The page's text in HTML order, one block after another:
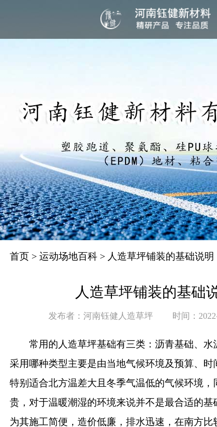
首页 > 运动场地百科 > 人造草坪铺装的基础说明
人造草坪铺装的基础
发布者：河南钰健人造草坪 时间：
常用的人造草坪基础有三类：沥青基础、水
采用哪种类型主要是由当地气候环境及预算、时
特别适合北方温差大且冬季气温低的气候环境，
贵，对于温暖潮湿的环境来说并不是最合适的基
为其施工简便，造价低廉，排水迅速，在南方